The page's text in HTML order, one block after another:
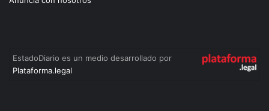
EstadoDiario es un medio desarrollado por
Plataforma.legal